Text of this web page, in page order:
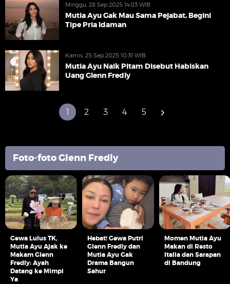
Minggu, 28 Sep 2025 14:03 WIB
Mutia Ayu Gak Mau Sama Pejabat, Begini
Tipe Pria Idaman
Kamis, 25 Sep 2025 10:31 WIB
Mutia Ayu Naik Pitam Disebut Habiskan
Uang Glenn Fredly
1 2 3 4 5
Foto-foto Glenn Fredly
Gewa Lulus TK,
Mutia Ayu Ajak ke
Makam Glenn
Fredly: Ayah
Datang ke Mimpi
Ya
Hebat! Gewa Putri
Glenn Fredly dan
Mutia Ayu Gak
Drama Bangun
Sahur
Momen Mutia Ayu
Makan di Resto
Italia dan Sarapan
di Bandung